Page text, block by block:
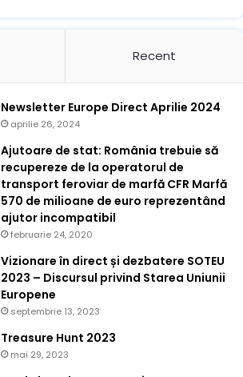
Recent
Newsletter Europe Direct Aprilie 2024
aprilie 26, 2024
Ajutoare de stat: România trebuie să
recupereze de la operatorul de
transport feroviar de marfă CFR Marfă
570 de milioane de euro reprezentând
ajutor incompatibil
februarie 24, 2020
Vizionare în direct și dezbatere SOTEU
2023 – Discursul privind Starea Uniunii
Europene
septembrie 13, 2023
Treasure Hunt 2023
mai 29, 2023